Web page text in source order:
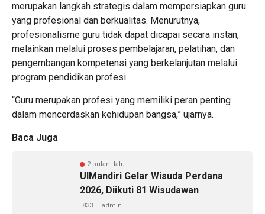
merupakan langkah strategis dalam mempersiapkan guru
yang profesional dan berkualitas. Menurutnya,
profesionalisme guru tidak dapat dicapai secara instan,
melainkan melalui proses pembelajaran, pelatihan, dan
pengembangan kompetensi yang berkelanjutan melalui
program pendidikan profesi.
“Guru merupakan profesi yang memiliki peran penting
dalam mencerdaskan kehidupan bangsa,” ujarnya.
Baca Juga
2 bulan lalu
UIMandiri Gelar Wisuda Perdana
2026, Diikuti 81 Wisudawan
833 admin